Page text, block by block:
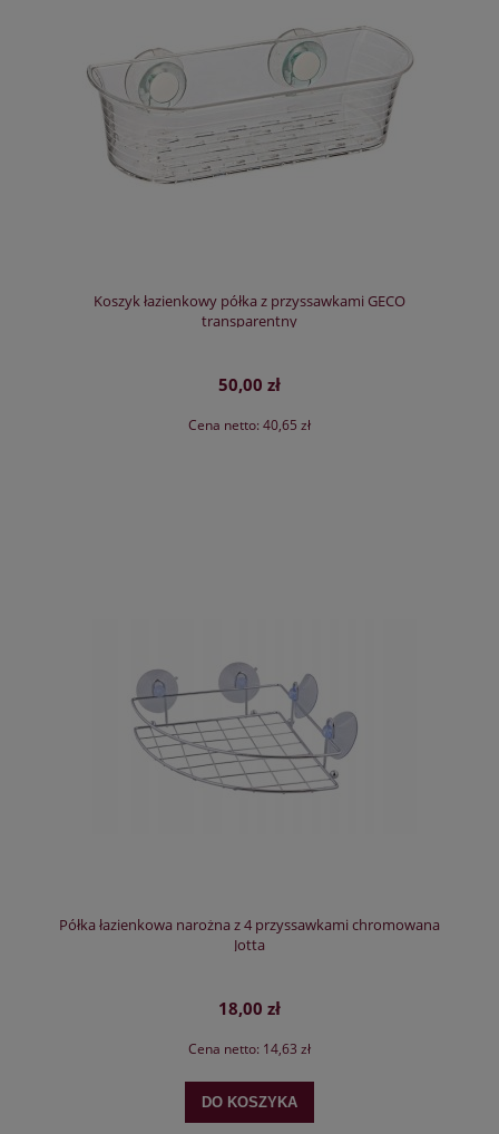
Koszyk łazienkowy półka z przyssawkami GECO
transparentny
50,00 zł
Cena netto: 40,65 zł
Półka łazienkowa narożna z 4 przyssawkami chromowana
Jotta
18,00 zł
Cena netto: 14,63 zł
DO KOSZYKA